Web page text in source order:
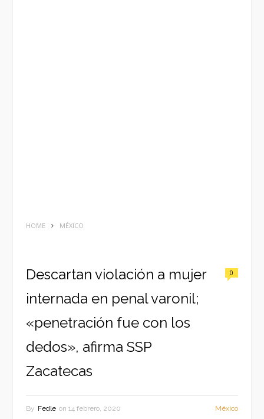
HOME MÉXICO
Descartan violación a mujer
internada en penal varonil;
«penetración fue con los
dedos», afirma SSP
Zacatecas
0
By Fedle on 14 febrero, 2020 México